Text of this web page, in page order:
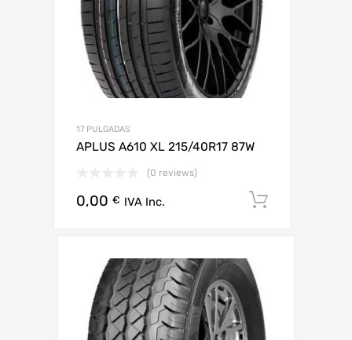
17 PULGADAS
APLUS A610 XL 215/40R17 87W
(0 reviews)
0,00 € IVA Inc.